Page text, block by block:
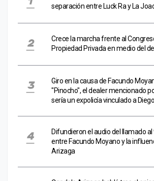
separación entre Luck Ra y La
Crece la marcha frente al
Propiedad Privada en medio del
Giro en la causa de Facundo
"Pinocho", el dealer mencionado
sería un expolicía vinculado a
Difundieron el audio del llamado
entre Facundo Moyano y la
Arizaga